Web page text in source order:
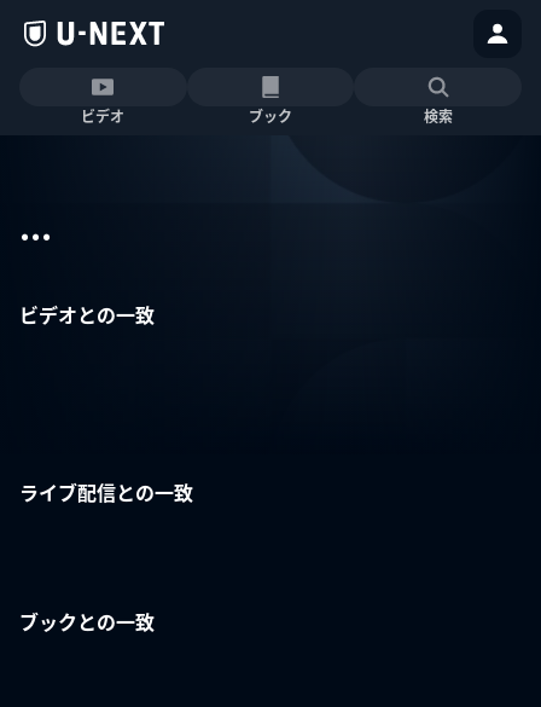
ビデオ ブック 検索
...
ビデオとの一致
ライブ配信との一致
ブックとの一致